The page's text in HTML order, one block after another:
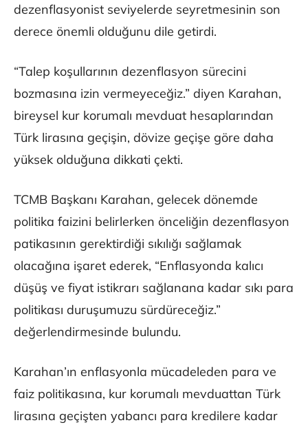
dezenflasyonist seviyelerde seyretmesinin son
derece önemli olduğunu dile getirdi.
“Talep koşullarının dezenflasyon sürecini
bozmasına izin vermeyeceğiz.” diyen Karahan,
bireysel kur korumalı mevduat hesaplarından
Türk lirasına geçişin, dövize geçişe göre daha
yüksek olduğuna dikkati çekti.
TCMB Başkanı Karahan, gelecek dönemde
politika faizini belirlerken önceliğin dezenflasyon
patikasının gerektirdiği sıkılığı sağlamak
olacağına işaret ederek, “Enflasyonda kalıcı
düşüş ve fiyat istikrarı sağlanana kadar sıkı para
politikası duruşumuzu sürdüreceğiz.”
değerlendirmesinde bulundu.
Karahan’ın enflasyonla mücadeleden para ve
faiz politikasına, kur korumalı mevduattan Türk
lirasına geçişten yabancı para kredilere kadar